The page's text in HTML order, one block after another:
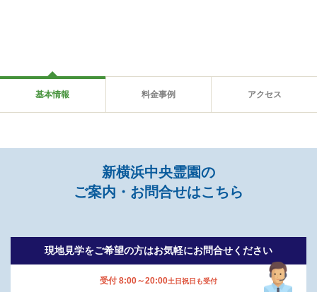
基本情報 料金事例 アクセス
新横浜中央霊園の
ご案内・お問合せはこちら
現地見学をご希望の方はお気軽にお問合せください
受付 8:00～20:00土日祝日も受付